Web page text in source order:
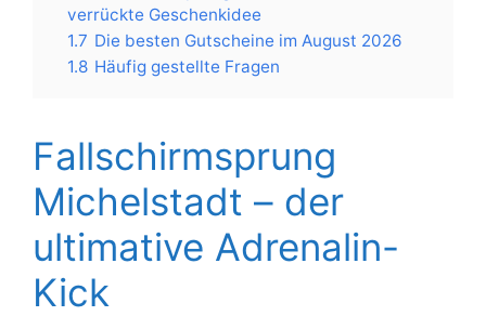
verrückte Geschenkidee
1.7 Die besten Gutscheine im August 2026
1.8 Häufig gestellte Fragen
Fallschirmsprung
Michelstadt – der
ultimative Adrenalin-
Kick